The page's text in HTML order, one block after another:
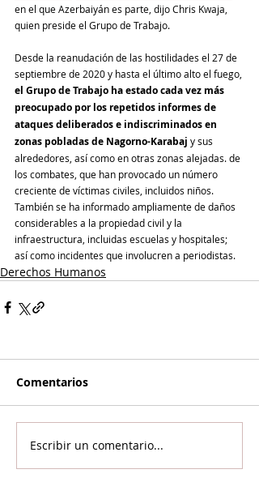
en el que Azerbaiyán es parte, dijo Chris Kwaja,
quien preside el Grupo de Trabajo.
Desde la reanudación de las hostilidades el 27 de
septiembre de 2020 y hasta el último alto el fuego,
el Grupo de Trabajo ha estado cada vez más
preocupado por los repetidos informes de
ataques deliberados e indiscriminados en
zonas pobladas de Nagorno-Karabaj y sus
alrededores, así como en otras zonas alejadas. de
los combates, que han provocado un número
creciente de víctimas civiles, incluidos niños.
También se ha informado ampliamente de daños
considerables a la propiedad civil y la
infraestructura, incluidas escuelas y hospitales;
así como incidentes que involucren a periodistas.
Derechos Humanos
Comentarios
Escribir un comentario...